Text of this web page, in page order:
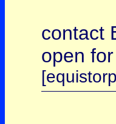
contact
open